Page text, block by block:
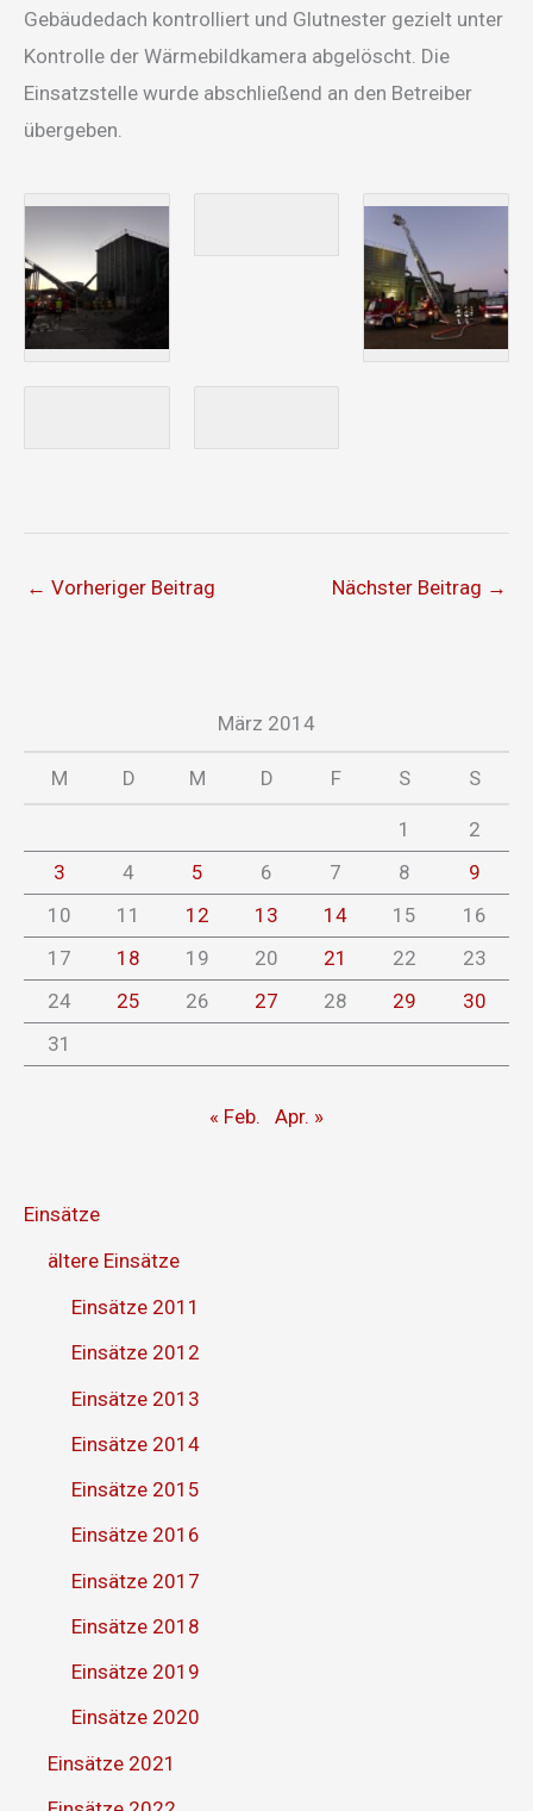
Gebäudedach kontrolliert und Glutnester gezielt unter
Kontrolle der Wärmebildkamera abgelöscht. Die
Einsatzstelle wurde abschließend an den Betreiber
übergeben.
← Vorheriger Beitrag Nächster Beitrag →
März 2014
M D M D F S S
1
2
3
4 5 6 7 8
9
10
11 12 13 14 15
16
17
18 19 20 21 22
23
24
25 26 27 28 29
30
31
« Feb. Apr. »
Einsätze
ältere Einsätze
Einsätze 2011
Einsätze 2012
Einsätze 2013
Einsätze 2014
Einsätze 2015
Einsätze 2016
Einsätze 2017
Einsätze 2018
Einsätze 2019
Einsätze 2020
Einsätze 2021